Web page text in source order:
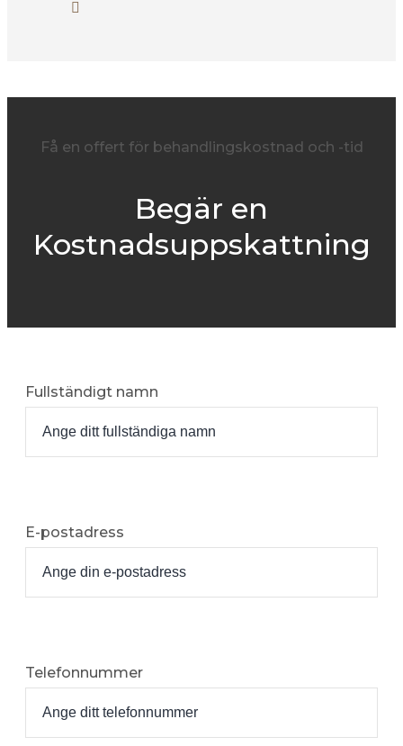
Få en offert för behandlingskostnad och -tid
Begär en
Kostnadsuppskattning
Fullständigt namn
E-postadress
Telefonnummer